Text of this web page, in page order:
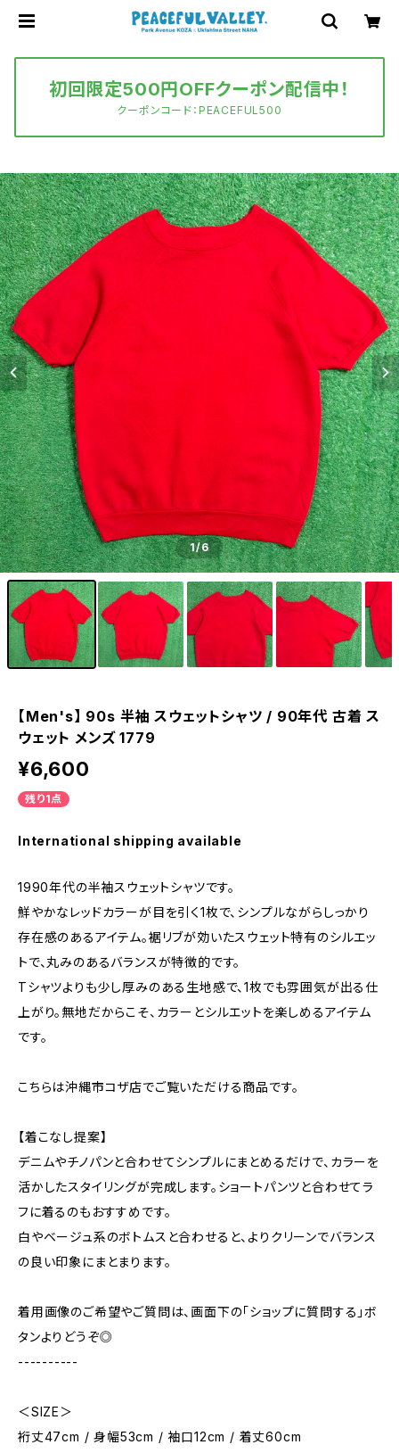
初回限定500円OFFクーポン配信中！
クーポンコード：PEACEFUL500
1/6
【Men's】 90s 半袖 スウェットシャツ / 90年代 古着 ス
ウェット メンズ 1779
¥6,600
残り1点
International shipping available
1990年代の半袖スウェットシャツです。
鮮やかなレッドカラーが目を引く1枚で、シンプルながらしっかり
存在感のあるアイテム。裾リブが効いたスウェット特有のシルエッ
トで、丸みのあるバランスが特徴的です。
Tシャツよりも少し厚みのある生地感で、1枚でも雰囲気が出る仕
上がり。無地だからこそ、カラーとシルエットを楽しめるアイテム
です。
こちらは沖縄市コザ店でご覧いただける商品です。
【着こなし提案】
デニムやチノパンと合わせてシンプルにまとめるだけで、カラーを
活かしたスタイリングが完成します。ショートパンツと合わせてラ
フに着るのもおすすめです。
白やベージュ系のボトムスと合わせると、よりクリーンでバランス
の良い印象にまとまります。
着用画像のご希望やご質問は、画面下の「ショップに質問する」ボ
タンよりどうぞ◎
----------
＜SIZE＞
裄丈47cm / 身幅53cm / 袖口12cm / 着丈60cm